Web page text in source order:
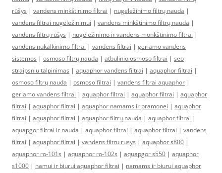
rūšys | vandens minkštinimo filtrai | nugeležinimo filtrų nauda |
vandens filtrai nugeležinimui | vandens minkštinimo filtrų nauda |
vandens filtrų rūšys | nugeležinimo ir vandens monkštinimo filtrai |
vandens nukalkinimo filtrai | vandens filtrai | geriamo vandens
sistemos | osmoso filtrų nauda | atbulinio osmoso filtrai | seo
straipsniu talpinimas | aquaphor vandens filtrai | aquaphor filtrai |
osmoso filtrų nauda | osmoso filtrai | vandens filtrai aquaphor |
geriamo vandens filtrai | aquaphor filtrai | aquaphor filtrai | aquaphor
filtrai | aquaphor filtrai | aquaphor namams ir pramonei | aquaphor
filtrai | aquaphor filtrai | aquaphor filtrų nauda | aquaphor filtrai |
aquapgor filtrai ir nauda | aquaphor filtrai | aquaphor filtrai | vandens
filtrai | aquaphor filtrai | vandens filtru rusys | aquaphor s800 |
aquaphor ro-101s | aquaphor ro-102s | aquapgor s550 | aquaphor
s1000 | namui ir biurui aquaphor filtrai | namams ir biurui aquaphor